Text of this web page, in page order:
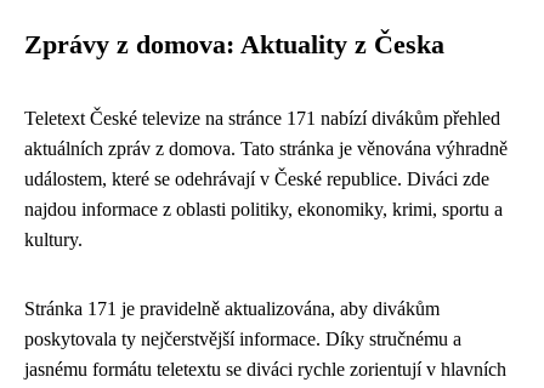
Zprávy z domova: Aktuality z Česka
Teletext České televize na stránce 171 nabízí divákům přehled
aktuálních zpráv z domova. Tato stránka je věnována výhradně
událostem, které se odehrávají v České republice. Diváci zde
najdou informace z oblasti politiky, ekonomiky, krimi, sportu a
kultury.
Stránka 171 je pravidelně aktualizována, aby divákům
poskytovala ty nejčerstvější informace. Díky stručnému a
jasnému formátu teletextu se diváci rychle zorientují v hlavních